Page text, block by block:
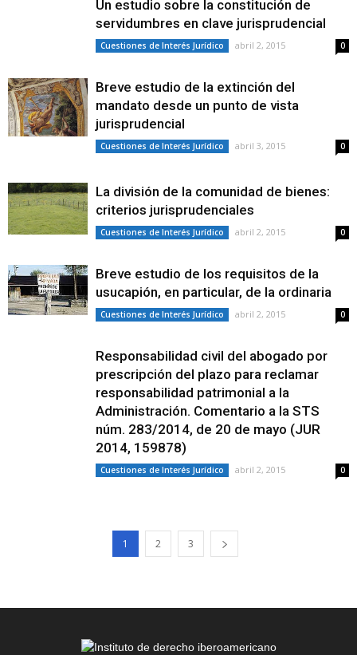
Un estudio sobre la constitución de
servidumbres en clave jurisprudencial
Cuestiones de Interés Jurídico abril 2, 2015 0
Breve estudio de la extinción del
mandato desde un punto de vista
jurisprudencial
Cuestiones de Interés Jurídico abril 3, 2015 0
La división de la comunidad de bienes:
criterios jurisprudenciales
Cuestiones de Interés Jurídico abril 2, 2015 0
Breve estudio de los requisitos de la
usucapión, en particular, de la ordinaria
Cuestiones de Interés Jurídico abril 2, 2015 0
Responsabilidad civil del abogado por
prescripción del plazo para reclamar
responsabilidad patrimonial a la
Administración. Comentario a la STS
núm. 283/2014, de 20 de mayo (JUR
2014, 159878)
Cuestiones de Interés Jurídico abril 2, 2015 0
1 2 3